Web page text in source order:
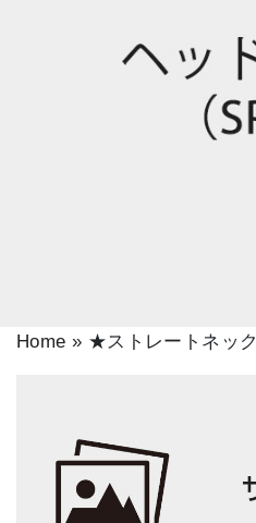
Home » ★ストレートネック